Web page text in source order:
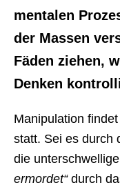
mentalen
der Massen
Fäden ziehen,
Denken
Manipulation
statt. Sei es durch
die
ermordet“durch